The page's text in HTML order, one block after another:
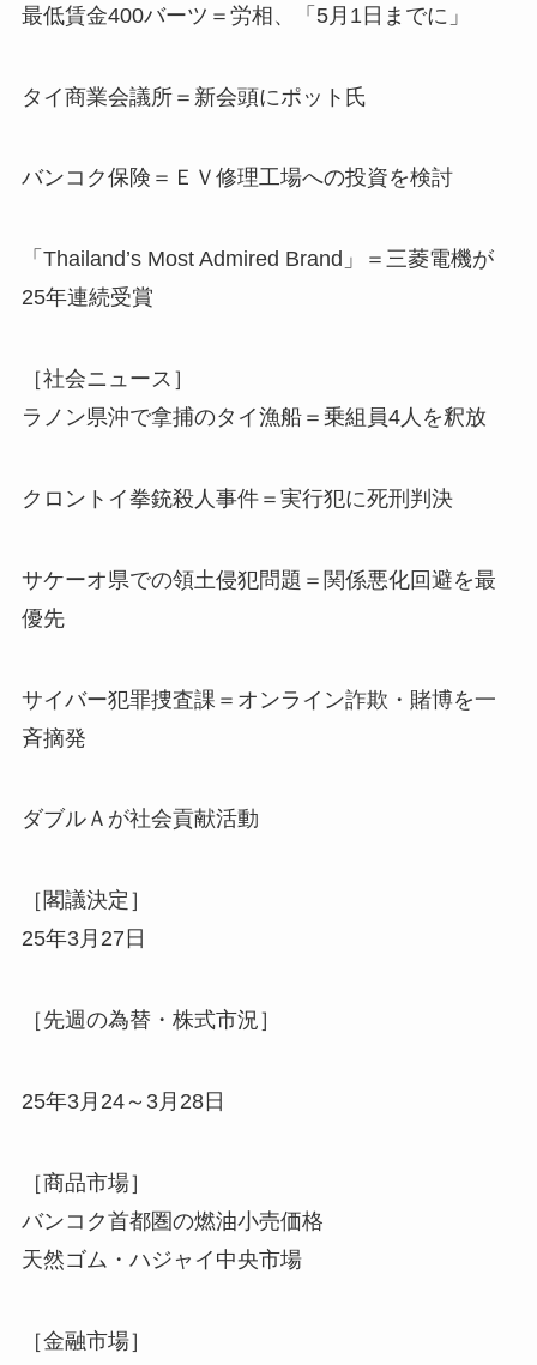
最低賃金400バーツ＝労相、「5月1日までに」
タイ商業会議所＝新会頭にポット氏
バンコク保険＝ＥＶ修理工場への投資を検討
「Thailand’s Most Admired Brand」＝三菱電機が
25年連続受賞
［社会ニュース］
ラノン県沖で拿捕のタイ漁船＝乗組員4人を釈放
クロントイ拳銃殺人事件＝実行犯に死刑判決
サケーオ県での領土侵犯問題＝関係悪化回避を最
優先
サイバー犯罪捜査課＝オンライン詐欺・賭博を一
斉摘発
ダブルＡが社会貢献活動
［閣議決定］
25年3月27日
［先週の為替・株式市況］
25年3月24～3月28日
［商品市場］
バンコク首都圏の燃油小売価格
天然ゴム・ハジャイ中央市場
［金融市場］